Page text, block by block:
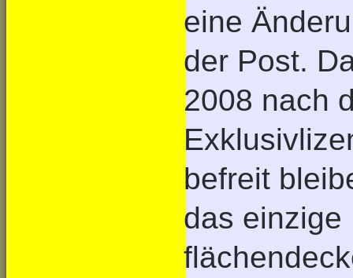
eine
der Post.
2008 nach
befreit
das einzige